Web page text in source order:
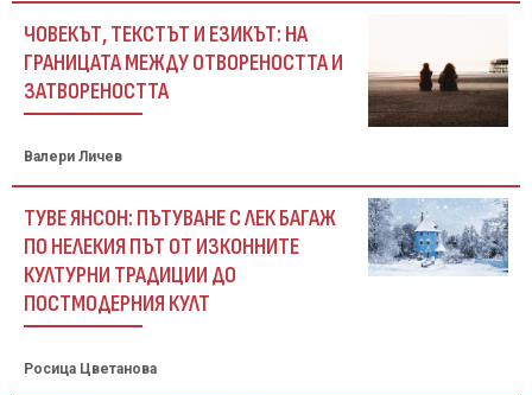
ЧОВЕКЪТ, ТЕКСТЪТ И ЕЗИКЪТ: НА
ГРАНИЦАТА МЕЖДУ ОТВОРЕНОСТТА И
ЗАТВОРЕНОСТТА
Валери Личев
ТУВЕ ЯНСОН: ПЪТУВАНЕ С ЛЕК БАГАЖ
ПО НЕЛЕКИЯ ПЪТ ОТ ИЗКОННИТЕ
КУЛТУРНИ ТРАДИЦИИ ДО
ПОСТМОДЕРНИЯ КУЛТ
Росица Цветанова